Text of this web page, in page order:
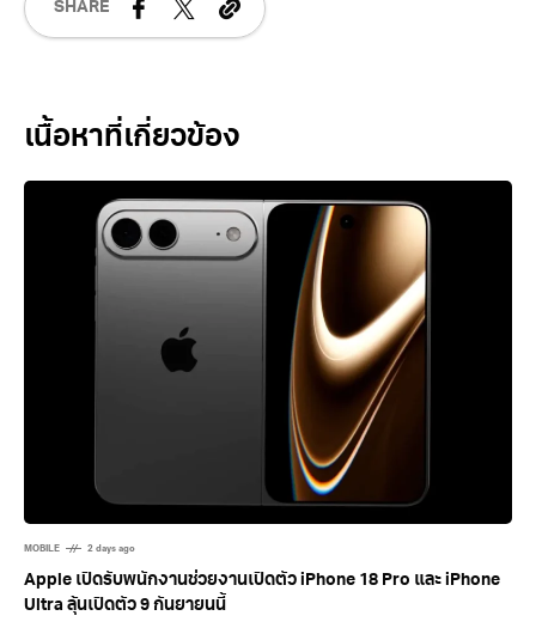
SHARE
Related Posts
MOBILE 2 days ago
Apple เปิดรับพนักงานช่วยงานเปิดตัว iPhone 18 Pro และ iPhone
Ultra ลุ้นเปิดตัว 9 กันยายนนี้